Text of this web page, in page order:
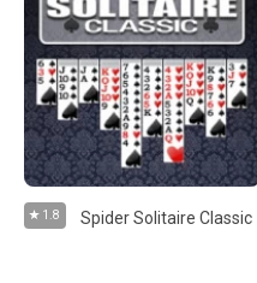
1.8 Spider Solitaire Classic